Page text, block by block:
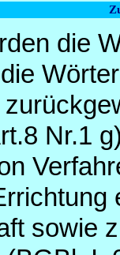
die
Nr.1
sowie